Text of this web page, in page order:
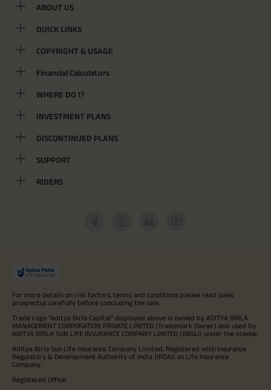
ABOUT US
QUICK LINKS
COPYRIGHT & USAGE
Financial Calculators
WHERE DO I?
INVESTMENT PLANS
DISCONTINUED PLANS
SUPPORT
RIDERS
For more details on risk factors, terms and conditions please read sales
prospectus carefully before concluding the sale.
Trade Logo "Aditya Birla Capital" displayed above is owned by ADITYA BIRLA
MANAGEMENT CORPORATION PRIVATE LIMITED (Trademark Owner) and used by
ADITYA BIRLA SUN LIFE INSURANCE COMPANY LIMITED (ABSLI) under the license.
Aditya Birla Sun Life Insurance Company Limited, Registered with Insurance
Regulatory & Development Authority of India (IRDAI) as Life Insurance
Company.
Registered Office: